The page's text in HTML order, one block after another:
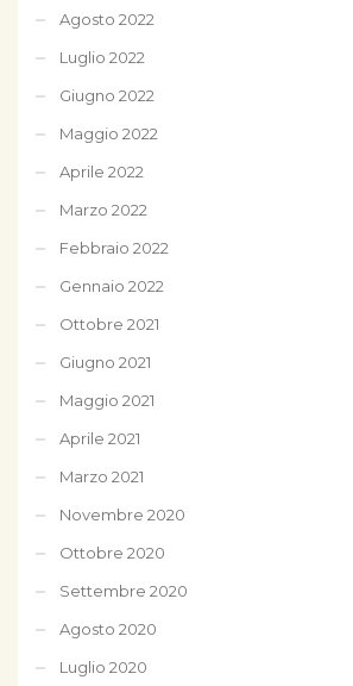
Agosto 2022
Luglio 2022
Giugno 2022
Maggio 2022
Aprile 2022
Marzo 2022
Febbraio 2022
Gennaio 2022
Ottobre 2021
Giugno 2021
Maggio 2021
Aprile 2021
Marzo 2021
Novembre 2020
Ottobre 2020
Settembre 2020
Agosto 2020
Luglio 2020